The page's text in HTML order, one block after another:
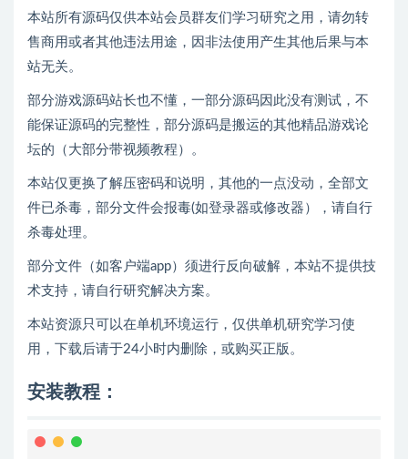
本站所有源码仅供本站会员群友们学习研究之用，请勿转
售商用或者其他违法用途，因非法使用产生其他后果与本
站无关。
部分游戏源码站长也不懂，一部分源码因此没有测试，不
能保证源码的完整性，部分源码是搬运的其他精品游戏论
坛的（大部分带视频教程）。
本站仅更换了解压密码和说明，其他的一点没动，全部文
件已杀毒，部分文件会报毒(如登录器或修改器），请自行
杀毒处理。
部分文件（如客户端app）须进行反向破解，本站不提供技
术支持，请自行研究解决方案。
本站资源只可以在单机环境运行，仅供单机研究学习使
用，下载后请于24小时内删除，或购买正版。
安装教程：